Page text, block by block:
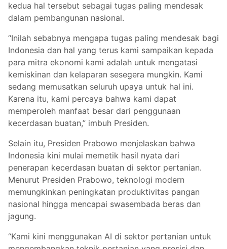
kedua hal tersebut sebagai tugas paling mendesak
dalam pembangunan nasional.
“Inilah sebabnya mengapa tugas paling mendesak bagi
Indonesia dan hal yang terus kami sampaikan kepada
para mitra ekonomi kami adalah untuk mengatasi
kemiskinan dan kelaparan sesegera mungkin. Kami
sedang memusatkan seluruh upaya untuk hal ini.
Karena itu, kami percaya bahwa kami dapat
memperoleh manfaat besar dari penggunaan
kecerdasan buatan,” imbuh Presiden.
Selain itu, Presiden Prabowo menjelaskan bahwa
Indonesia kini mulai memetik hasil nyata dari
penerapan kecerdasan buatan di sektor pertanian.
Menurut Presiden Prabowo, teknologi modern
memungkinkan peningkatan produktivitas pangan
nasional hingga mencapai swasembada beras dan
jagung.
“Kami kini menggunakan AI di sektor pertanian untuk